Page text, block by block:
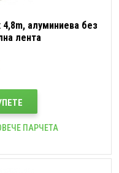
4,8m, алуминиева без
лента
ПАРЧЕТА